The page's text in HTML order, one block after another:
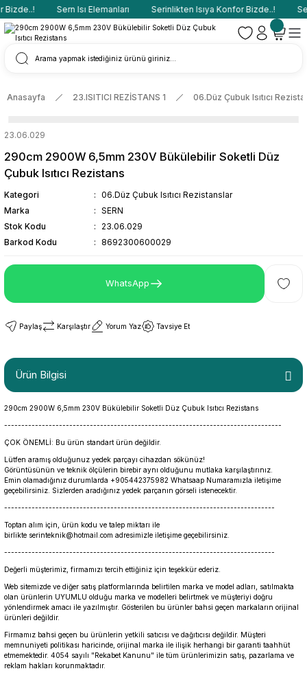
Sern Isı Elemanları Serinlikten Isıya Konfor Bizde..!
Anasayfa 23.ISITICI REZİSTANS 1 06.Düz Çubuk Isıtıcı
23.06.029
290cm 2900W 6,5mm 230V Bükülebilir Soketli Düz
Çubuk Isıtıcı Rezistans
Kategori
06.Düz Çubuk Isıtıcı Rezistanslar
Marka
SERN
Stok Kodu
23.06.029
Barkod Kodu
8692300600029
WhatsApp
Paylaş Karşılaştır Yorum Yaz Tavsiye Et
Ürün Bilgisi
290cm 2900W 6,5mm 230V Bükülebilir Soketli Düz Çubuk Isıtıcı Rezistans
---------------------------------------------------------------------------------
ÇOK ÖNEMLİ: Bu ürün standart ürün değildir.
Lütfen aramış olduğunuz yedek parçayı cihazdan sökünüz!
Görüntüsünün ve teknik ölçülerin birebir aynı olduğunu mutlaka karşılaştırınız.
Emin olamadığınız durumlarda +905442375982 Whatsaap Numaramızla iletişime
geçebilirsiniz. Sizlerden aradığınız yedek parçanın görseli istenecektir.
-------------------------------------------------------------------------------
Toptan alım için, ürün kodu ve talep miktarı ile
birlikte serinteknik@hotmail.com adresimizle iletişime geçebilirsiniz.
-------------------------------------------------------------------------------
Değerli müşterimiz, firmamızı tercih ettiğiniz için teşekkür ederiz.
Web sitemizde ve diğer satış platformlarında belirtilen marka ve model adları, satılmakta
olan ürünlerin UYUMLU olduğu marka ve modelleri belirtmek ve müşteriyi doğru
yönlendirmek amacı ile yazılmıştır. Gösterilen bu ürünler bahsi geçen markaların orijinal
ürünleri değildir.
Firmamız bahsi geçen bu ürünlerin yetkili satıcısı ve dağıtıcısı değildir. Müşteri
memnuniyeti politikası haricinde, orijinal marka ile ilişik herhangi bir garanti taahhüt
etmemektedir. 4054 sayılı "Rekabet Kanunu" ile tüm ürünlerimizin satış, pazarlama ve
reklam hakları korunmaktadır.